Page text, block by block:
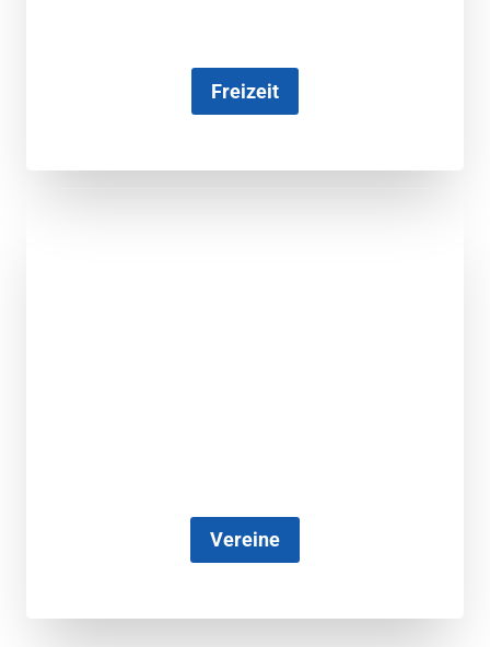
Freizeit
Vereine